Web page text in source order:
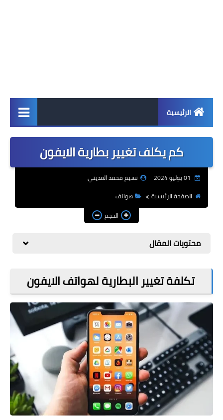
الرئيسية
اخبار
ابل
اندرويد
ويندوز
مراجعات
الربح من الانترنت
ذكاء اصطناعي
كم يكلف تغيير بطارية الايفون
نسيم محمد العديني
الصفحة الرئيسية
هواتف
الحجم
محتويات المقال
تكلفة تغيير البطارية لهواتف الايفون